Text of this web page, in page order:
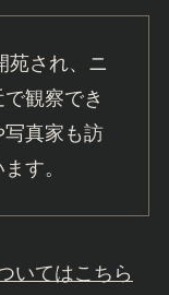
苑され、ニ
観察でき
写真家も訪
す。
いてはこちら